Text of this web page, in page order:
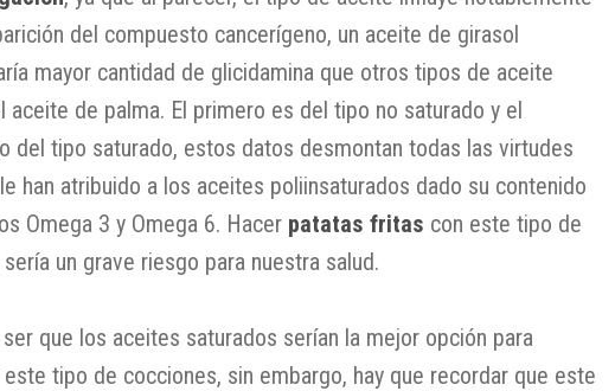
del compuesto cancerígeno, un aceite de girasol
mayor cantidad de glicidamina que otros tipos de aceite
aceite de palma. El primero es del tipo no saturado y el
del tipo saturado, estos datos desmontan todas las virtudes
han atribuido a los aceites poliinsaturados dado su contenido
Omega 3 y Omega 6. Hacer patatas fritas con este tipo de
un grave riesgo para nuestra salud.
que los aceites saturados serían la mejor opción para
este tipo de cocciones, sin embargo, hay que recordar que este